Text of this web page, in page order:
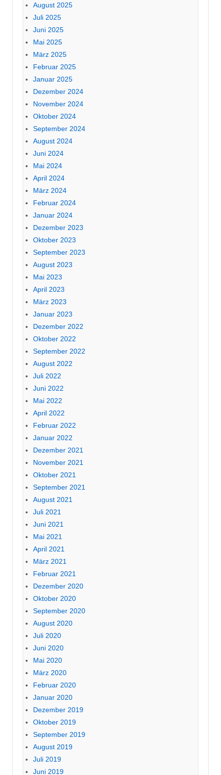
August 2025
Juli 2025
Juni 2025
Mai 2025
März 2025
Februar 2025
Januar 2025
Dezember 2024
November 2024
Oktober 2024
September 2024
August 2024
Juni 2024
Mai 2024
April 2024
März 2024
Februar 2024
Januar 2024
Dezember 2023
Oktober 2023
September 2023
August 2023
Mai 2023
April 2023
März 2023
Januar 2023
Dezember 2022
Oktober 2022
September 2022
August 2022
Juli 2022
Juni 2022
Mai 2022
April 2022
Februar 2022
Januar 2022
Dezember 2021
November 2021
Oktober 2021
September 2021
August 2021
Juli 2021
Juni 2021
Mai 2021
April 2021
März 2021
Februar 2021
Dezember 2020
Oktober 2020
September 2020
August 2020
Juli 2020
Juni 2020
Mai 2020
März 2020
Februar 2020
Januar 2020
Dezember 2019
Oktober 2019
September 2019
August 2019
Juli 2019
Juni 2019